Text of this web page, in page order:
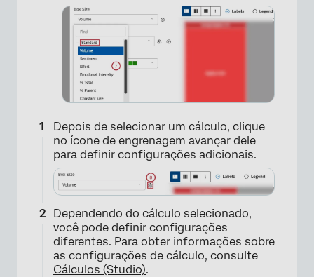
Depois de selecionar um cálculo, clique
no ícone de engrenagem avançar dele
para definir configurações adicionais.
Dependendo do cálculo selecionado,
você pode definir configurações
diferentes. Para obter informações sobre
as configurações de cálculo, consulte
Cálculos (Studio).